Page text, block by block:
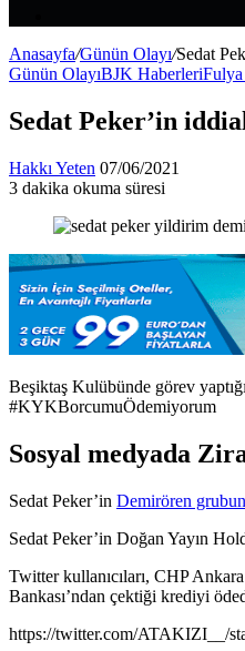
Anasayfa/Günün Olayı/Sedat
Günün OlayıBJK HaberleriFulya
Sedat Peker’in
Hakkı Yeten Bir
e-
göndermek
07/06/2021
3 dakika okuma süresi
Beşiktaş Kulübünde görev
#KYKBorcumuÖdemiyorum
Sosyal medyada
Sedat Peker’in Demirören
Sedat Peker’in Doğan Yayın
Twitter kullanıcıları, CHP
Bankası’ndan çektiği krediyi
https://twitter.com/ATAKIZI__/